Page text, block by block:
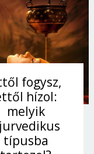
fogysz,
hízol:
melyik
típusba